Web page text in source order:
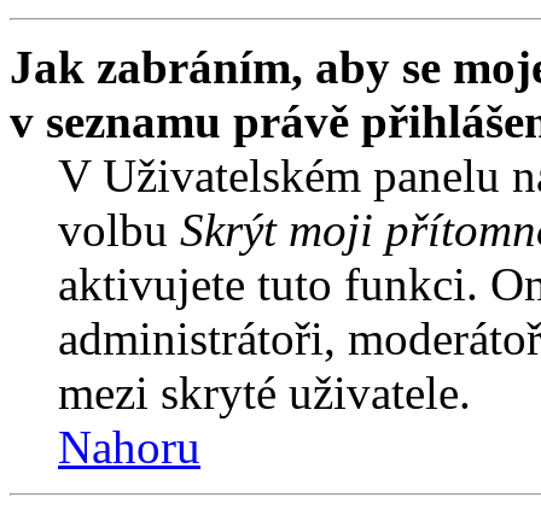
Jak zabráním, aby se
v seznamu právě
V Uživatelském panelu
volbu Skrýt moji
aktivujete tuto funkci.
administrátoři,
mezi skryté uživatele.
Nahoru